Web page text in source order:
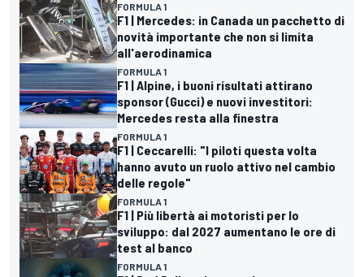
FORMULA 1
F1 | Mercedes: in Canada un pacchetto di
novità importante che non si limita
all'aerodinamica
FORMULA 1
F1 | Alpine, i buoni risultati attirano
sponsor (Gucci) e nuovi investitori:
Mercedes resta alla finestra
FORMULA 1
F1 | Ceccarelli: "I piloti questa volta
hanno avuto un ruolo attivo nel cambio
delle regole"
FORMULA 1
F1 | Più libertà ai motoristi per lo
sviluppo: dal 2027 aumentano le ore di
test al banco
FORMULA 1